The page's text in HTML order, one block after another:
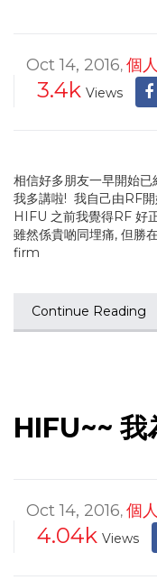
Oct 14, 2016, 個
3.4k Views
相信好多朋友一早開始
我多講啦! 我自己由RF
HIFU 之前我覺得RF 好
雖然係貴啲同埋痛, 但勝
firm
Continue Reading
HIFU~~ 我
Oct 14, 2016, 個
4.04k Views